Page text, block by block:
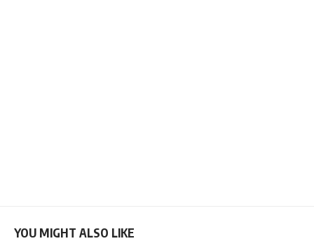
YOU MIGHT ALSO LIKE